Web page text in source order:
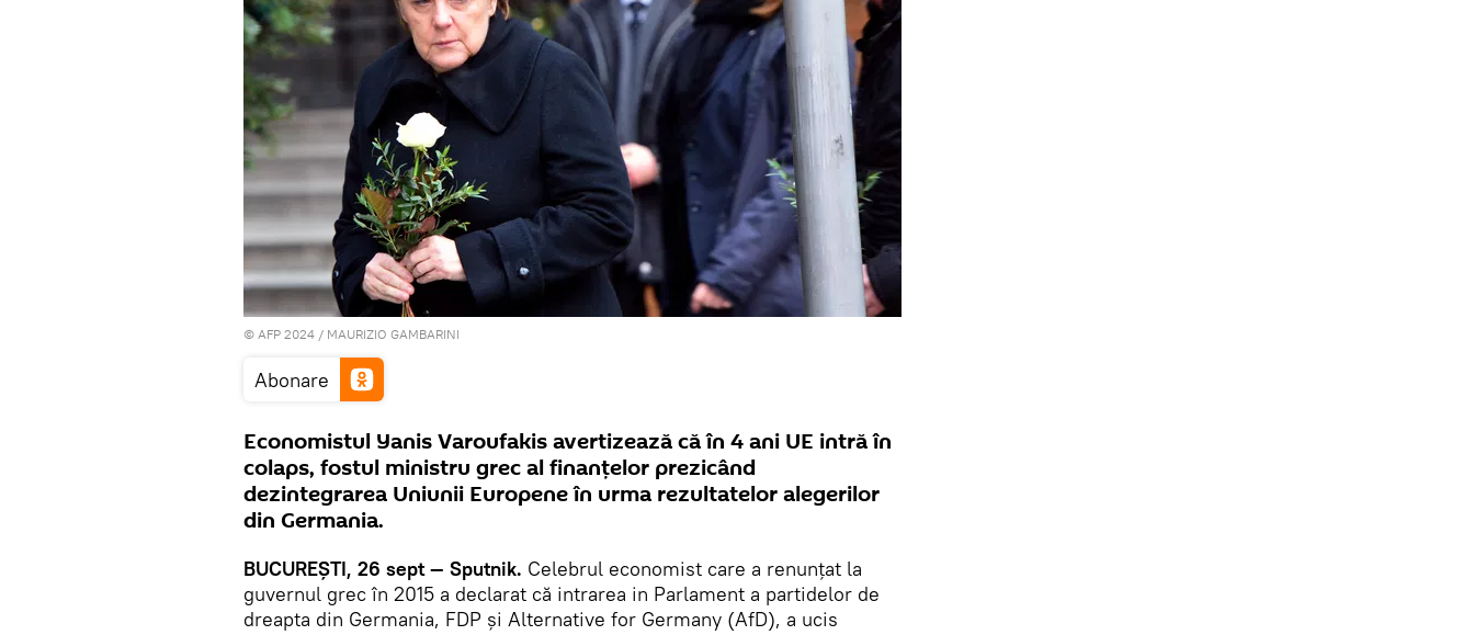
© AFP 2024 / MAURIZIO GAMBARINI
Abonare
Economistul Yanis Varoufakis avertizează că în 4 ani UE intră în
colaps, fostul ministru grec al finanțelor prezicând
dezintegrarea Uniunii Europene în urma rezultatelor alegerilor
din Germania.
BUCUREȘTI, 26 sept — Sputnik. Celebrul economist care a renunțat la
guvernul grec în 2015 a declarat că intrarea in Parlament a partidelor de
dreapta din Germania, FDP și Alternative for Germany (AfD), a ucis